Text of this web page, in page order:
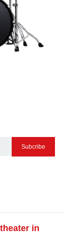
Subcribe
in